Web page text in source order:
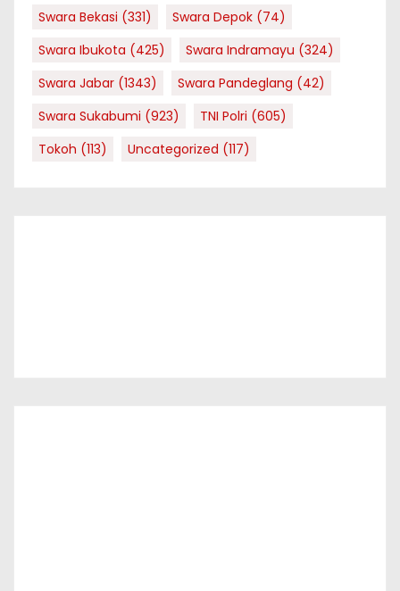
Swara Bekasi (331) Swara Depok (74)
Swara Ibukota (425) Swara Indramayu (324)
Swara Jabar (1343) Swara Pandeglang (42)
Swara Sukabumi (923) TNI Polri (605)
Tokoh (113) Uncategorized (117)